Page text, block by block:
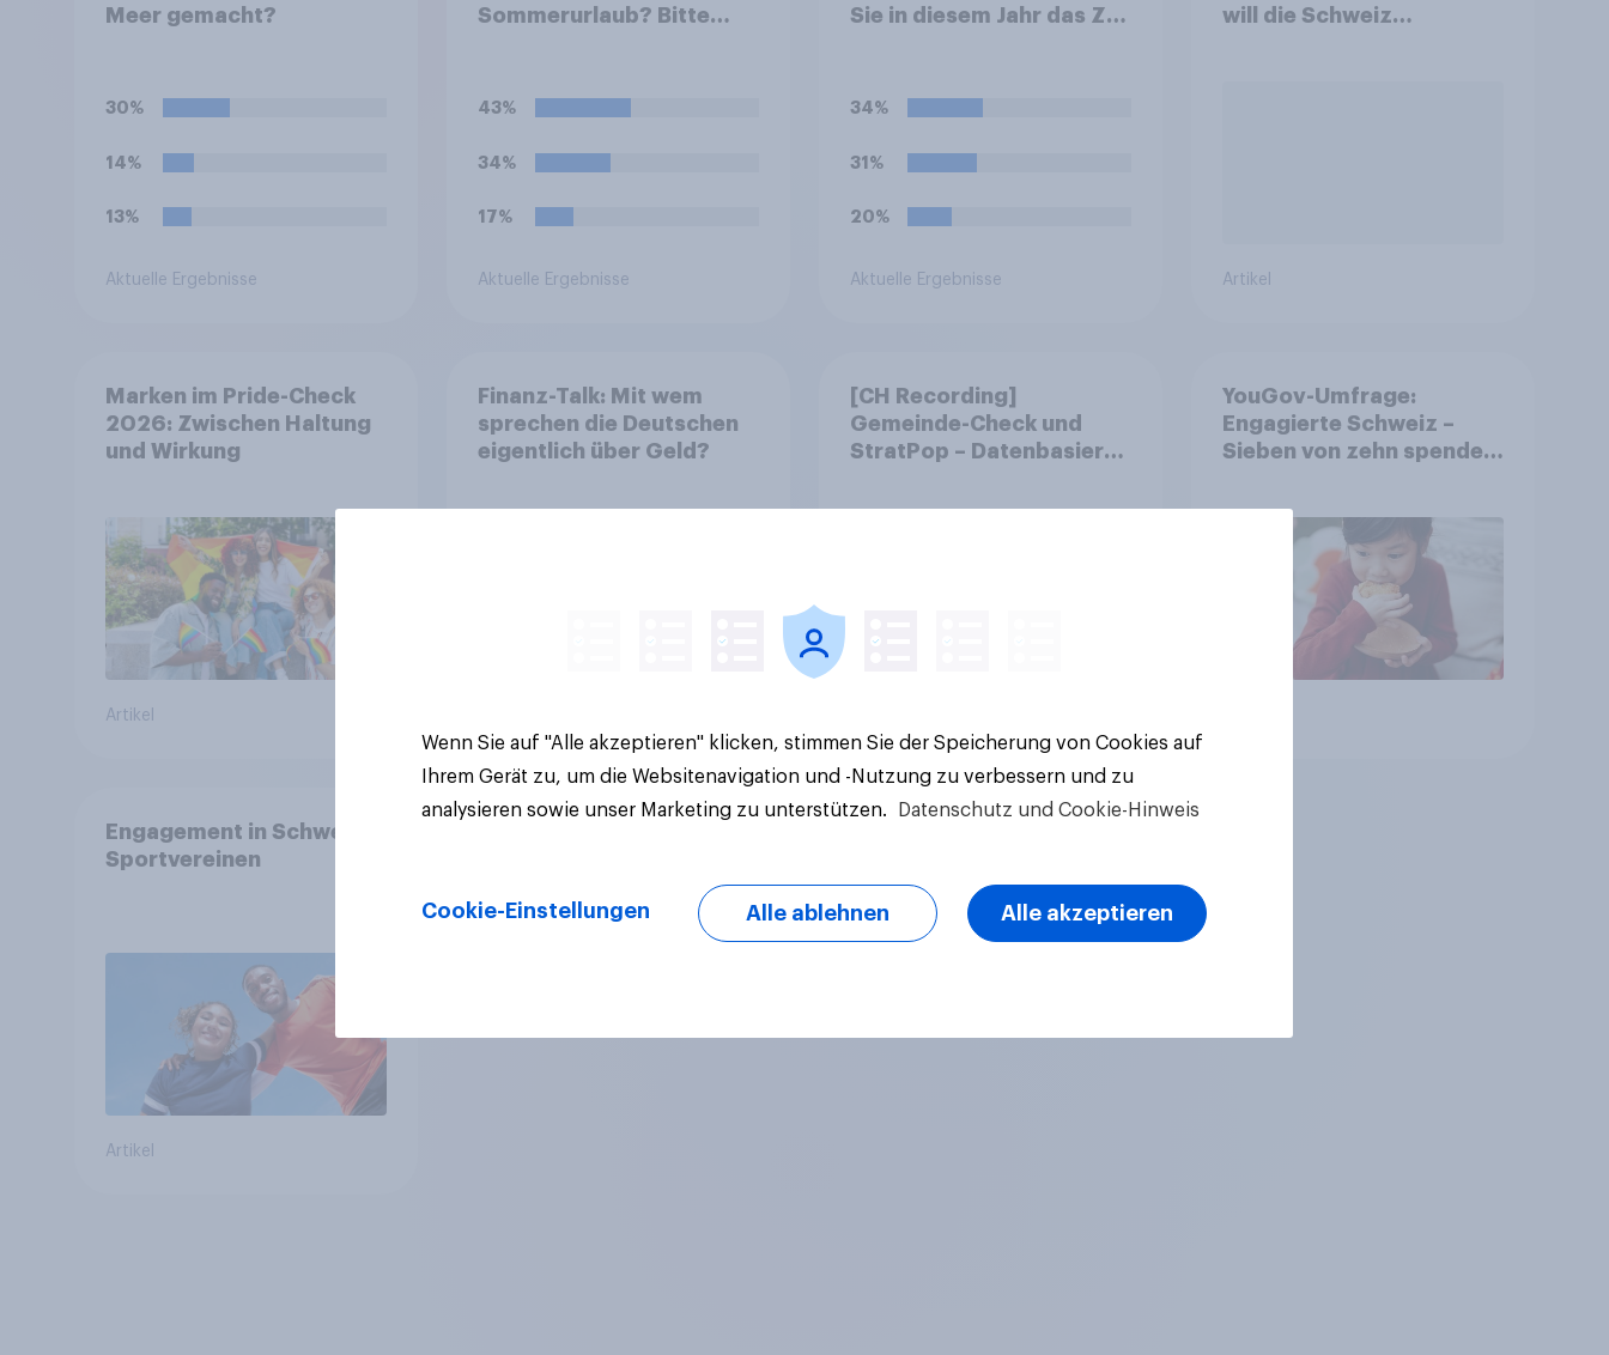
Meer gemacht?
30%
14%
13%
Aktuelle Ergebnisse
Sommerurlaub? Bitte
aus.
43%
34%
17%
Aktuelle Ergebnisse
Sie in diesem Jahr das Ziel
Sie das Verkehrsmittel
größte Strecke zu Ihrem
34%
31%
20%
Aktuelle Ergebnisse
will die Schweiz
Artikel
Marken im Pride-Check
2026: Zwischen Haltung
und Wirkung
Artikel
Finanz-Talk: Mit wem
sprechen die Deutschen
eigentlich über Geld?
[CH Recording]
Gemeinde-Check und
StratPop – Datenbasierte
Gemeinden
YouGov-Umfrage:
Engagierte Schweiz –
Sieben von zehn spenden,
freiwillig
Engagement in Schweizer
Sportvereinen
Artikel
Wenn Sie auf "Alle akzeptieren" klicken, stimmen Sie der Speicherung von Cookies auf
Ihrem Gerät zu, um die Websitenavigation und -Nutzung zu verbessern und zu
analysieren sowie unser Marketing zu unterstützen.
Datenschutz und Cookie-Hinweis
Cookie-Einstellungen Alle ablehnen Alle akzeptieren